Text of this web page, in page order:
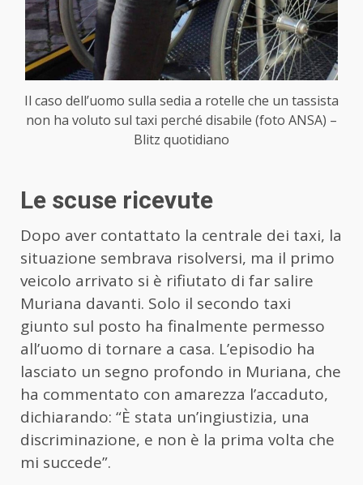
Il caso dell’uomo sulla sedia a rotelle che un tassista
non ha voluto sul taxi perché disabile (foto ANSA) –
Blitz quotidiano
Le scuse ricevute
Dopo aver contattato la centrale dei taxi, la
situazione sembrava risolversi, ma il primo
veicolo arrivato si è rifiutato di far salire
Muriana davanti. Solo il secondo taxi
giunto sul posto ha finalmente permesso
all’uomo di tornare a casa. L’episodio ha
lasciato un segno profondo in Muriana, che
ha commentato con amarezza l’accaduto,
dichiarando: “È stata un’ingiustizia, una
discriminazione, e non è la prima volta che
mi succede”.